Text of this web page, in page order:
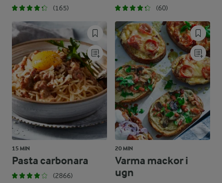
(165) (60)
15 MIN
Pasta carbonara
(2866)
20 MIN
Varma mackor i
ugn